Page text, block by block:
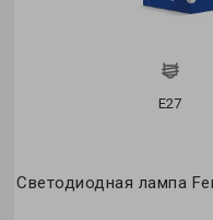
Е27
Светодиодная лампа